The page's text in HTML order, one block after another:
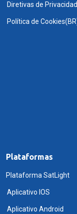
Diretivas de
Política de
Plataformas
Plataforma SatLight
Aplicativo IOS
Aplicativo Android